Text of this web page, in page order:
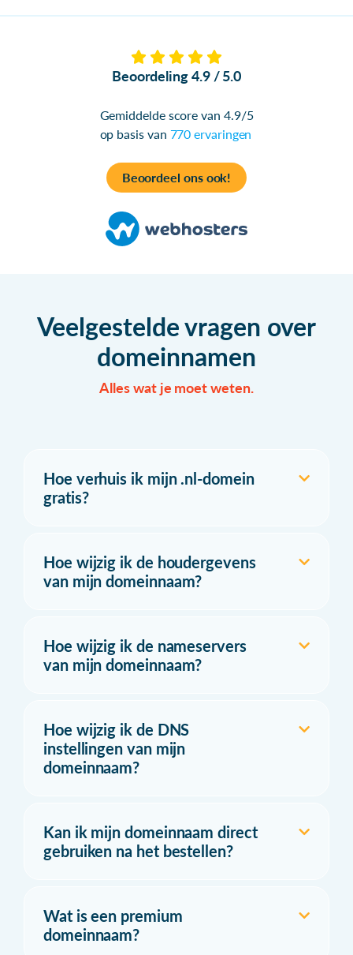
Beoordeling 4.9 / 5.0
Gemiddelde score van 4.9/5
op basis van 770 ervaringen
Beoordeel ons ook!
Veelgestelde vragen over
domeinnamen
Alles wat je moet weten.
Hoe verhuis ik mijn .nl-domein
gratis?
Hoe wijzig ik de houdergevens
van mijn domeinnaam?
Hoe wijzig ik de nameservers
van mijn domeinnaam?
Hoe wijzig ik de DNS
instellingen van mijn
domeinnaam?
Kan ik mijn domeinnaam direct
gebruiken na het bestellen?
Wat is een premium
domeinnaam?